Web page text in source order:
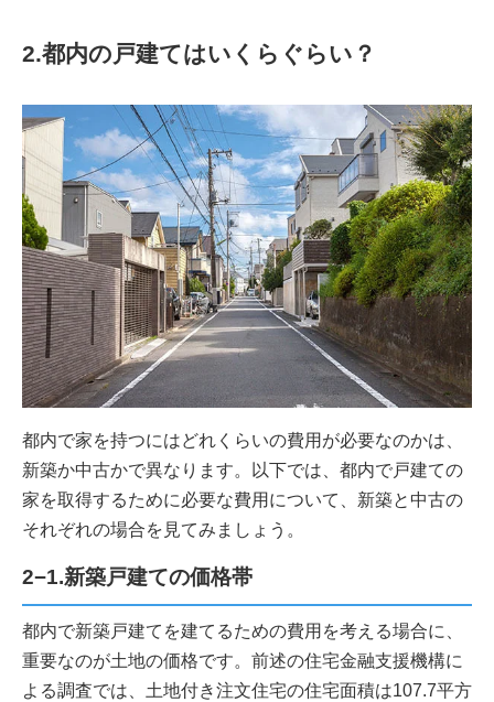
2.都内の戸建てはいくらぐらい？
都内で家を持つにはどれくらいの費用が必要なのかは、
新築か中古かで異なります。以下では、都内で戸建ての
家を取得するために必要な費用について、新築と中古の
それぞれの場合を見てみましょう。
2−1.新築戸建ての価格帯
都内で新築戸建てを建てるための費用を考える場合に、
重要なのが土地の価格です。前述の住宅金融支援機構に
よる調査では、土地付き注文住宅の住宅面積は107.7平方